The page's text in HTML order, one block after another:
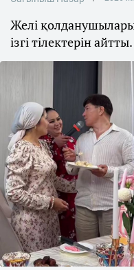
Желі қолданушылары
ізгі тілектерін айтты.